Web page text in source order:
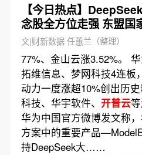
【今日热点】
念股全方位走强 东盟国
签带热旅游板块
文|财新数据 任蕙兰（整理）
77%、金山云涨3.52%。
拓维信息、梦网科技4连板
动力一度涨超10%创出历
科技、华宇软件、 开普云
华为中国官方微博发文称
方案中的重要产品
持DeepSeek大……